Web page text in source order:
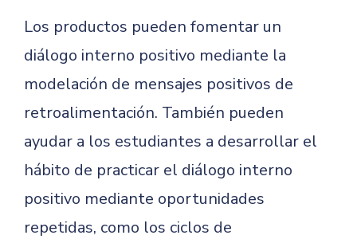
Los productos pueden fomentar un
diálogo interno positivo mediante la
modelación de mensajes positivos de
retroalimentación. También pueden
ayudar a los estudiantes a desarrollar el
hábito de practicar el diálogo interno
positivo mediante oportunidades
repetidas, como los ciclos de